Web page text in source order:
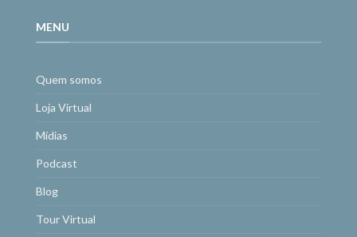
MENU
Quem somos
Loja Virtual
Mídias
Podcast
Blog
Tour Virtual